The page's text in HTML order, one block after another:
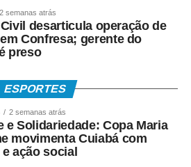
2 semanas atrás
desarticula operação de
Confresa; gerente do
preso
ESPORTES
2 semanas atrás
e Solidariedade: Copa Maria
movimenta Cuiabá com
ação social